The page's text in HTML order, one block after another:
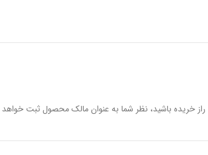
راز خریده باشید، نظر شما به عنوان مالک محصول ثبت